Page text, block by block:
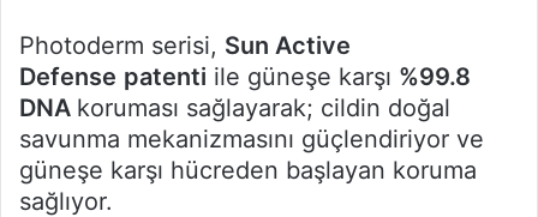
Photoderm serisi, Sun Active
Defense patenti ile güneşe karşı %99.8
DNA koruması sağlayarak; cildin doğal
savunma mekanizmasını güçlendiriyor ve
güneşe karşı hücreden başlayan koruma
sağlıyor.